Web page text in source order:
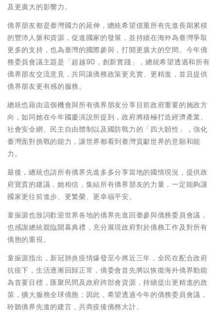
及更廣大的影響力。
僑界朋友都是臺灣國力的延伸，總統希望借重所有先進長期累積
的豐沛人脈和資源，促進國家的發展，並持續在海外為臺灣爭取
更多的支持，也為臺灣的國際參與，打開更廣大的空間。今年僑
務委員會議主題是「超越90，創新實踐」，總統希望透過和所有
僑界朋友交流意見，共同讓僑務政策更充實、更精進，並且提供
僑界朋友更有感的服務。
總統也藉由這個機會與所有僑界朋友分享目前政府重要的施政方
向，如同她在今年國慶演說所提到，政府將積極打造經濟產業、
社會安全網、民主自由體制以及國防戰力的「四大韌性」，強化
臺灣面對挑戰的能力，讓世界都看到臺灣貢獻世界的意願和能
力。
最後，總統也請所有僑界先進多多分享當地的國情現況，提供政
府寶貴的建議，她相信，集結所有僑界朋友的力量，一定能夠讓
國家更往前進步、更繁榮、更幸福平安。
童振源也致詞歡迎世界各地的僑界先進回臺參與僑務委員會議，
也感謝總統親臨開幕典禮，充分展現政府對於僑務工作及對所有
僑胞的重視。
童振源指出，新冠肺炎疫情爆發至今將近三年，全民在配合政府
抗疫下，生活逐漸回歸正常，僑委會首先將以恢復海外僑界動能
為首要目標，匯聚民間及政府跨部會資源，持續提出更精進的政
策，擴大服務全球僑胞；因此，希望透過今年的僑務委員會議，
聆聽僑界先進的建言，共商疫後僑務大計。